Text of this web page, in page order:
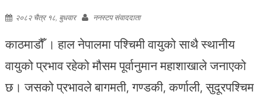
२०८२ चैत्र १८, बुधवार ननस्टप संवाददाता
काठमाडौँ । हाल नेपालमा पश्चिमी वायुको साथै स्थानीय
वायुको प्रभाव रहेको मौसम पूर्वानुमान महाशाखाले जनाएको
छ। जसको प्रभावले बागमती, गण्डकी, कर्णाली, सुदूरपश्चिम